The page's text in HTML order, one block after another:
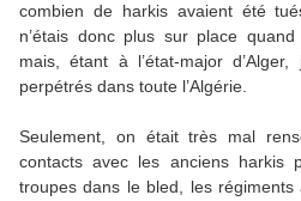
combien de harkis avaient été
n’étais donc plus sur place
mais, étant à l’état-major
perpétrés dans toute l’Algérie.
Seulement, on était très mal
contacts avec les anciens harkis
troupes dans le bled, les